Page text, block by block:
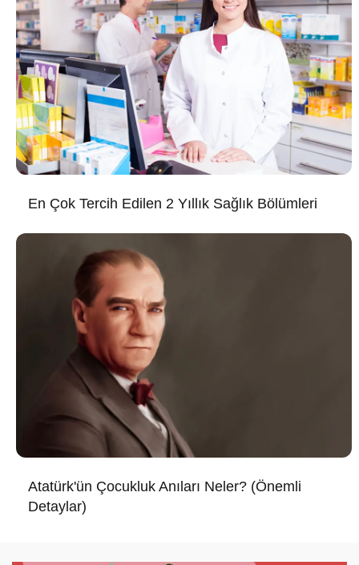
En Çok Tercih Edilen 2 Yıllık Sağlık Bölümleri
Atatürk'ün Çocukluk Anıları Neler? (Önemli
Detaylar)